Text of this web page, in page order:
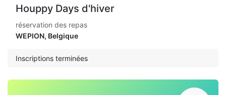
Houppy Days d'hiver
réservation des repas
WEPION, Belgique
Inscriptions terminées